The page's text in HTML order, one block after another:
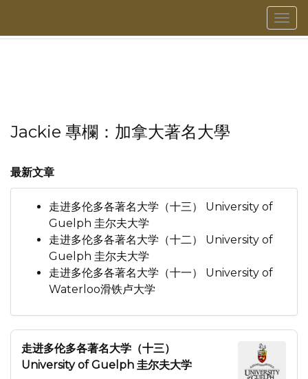
菜
單
Jackie 專欄：加拿大著名大學
最新文章
走进多伦多各著名大学（十三） University of
Guelph 圭尔夫大学
走进多伦多各著名大学（十二） University of
Guelph 圭尔夫大学
走进多伦多各著名大学（十一） University of
Waterloo滑铁卢大学
走进多伦多各著名大学（十三）
University of Guelph 圭尔夫大学